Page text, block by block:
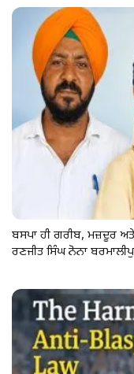
ਬਸਪਾ ਹੀ ਗਰੀਬ, ਮਜ਼ਦੂਰ
ਰਣਜੀਤ ਸਿੰਘ ਨੋਨਾ